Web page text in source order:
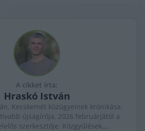
A cikket írta:
Hraskó István
Kecskemét közügyeinek krónikása.
újságírója, 2026 februárjától a
szerkesztője. Közgyűlések,